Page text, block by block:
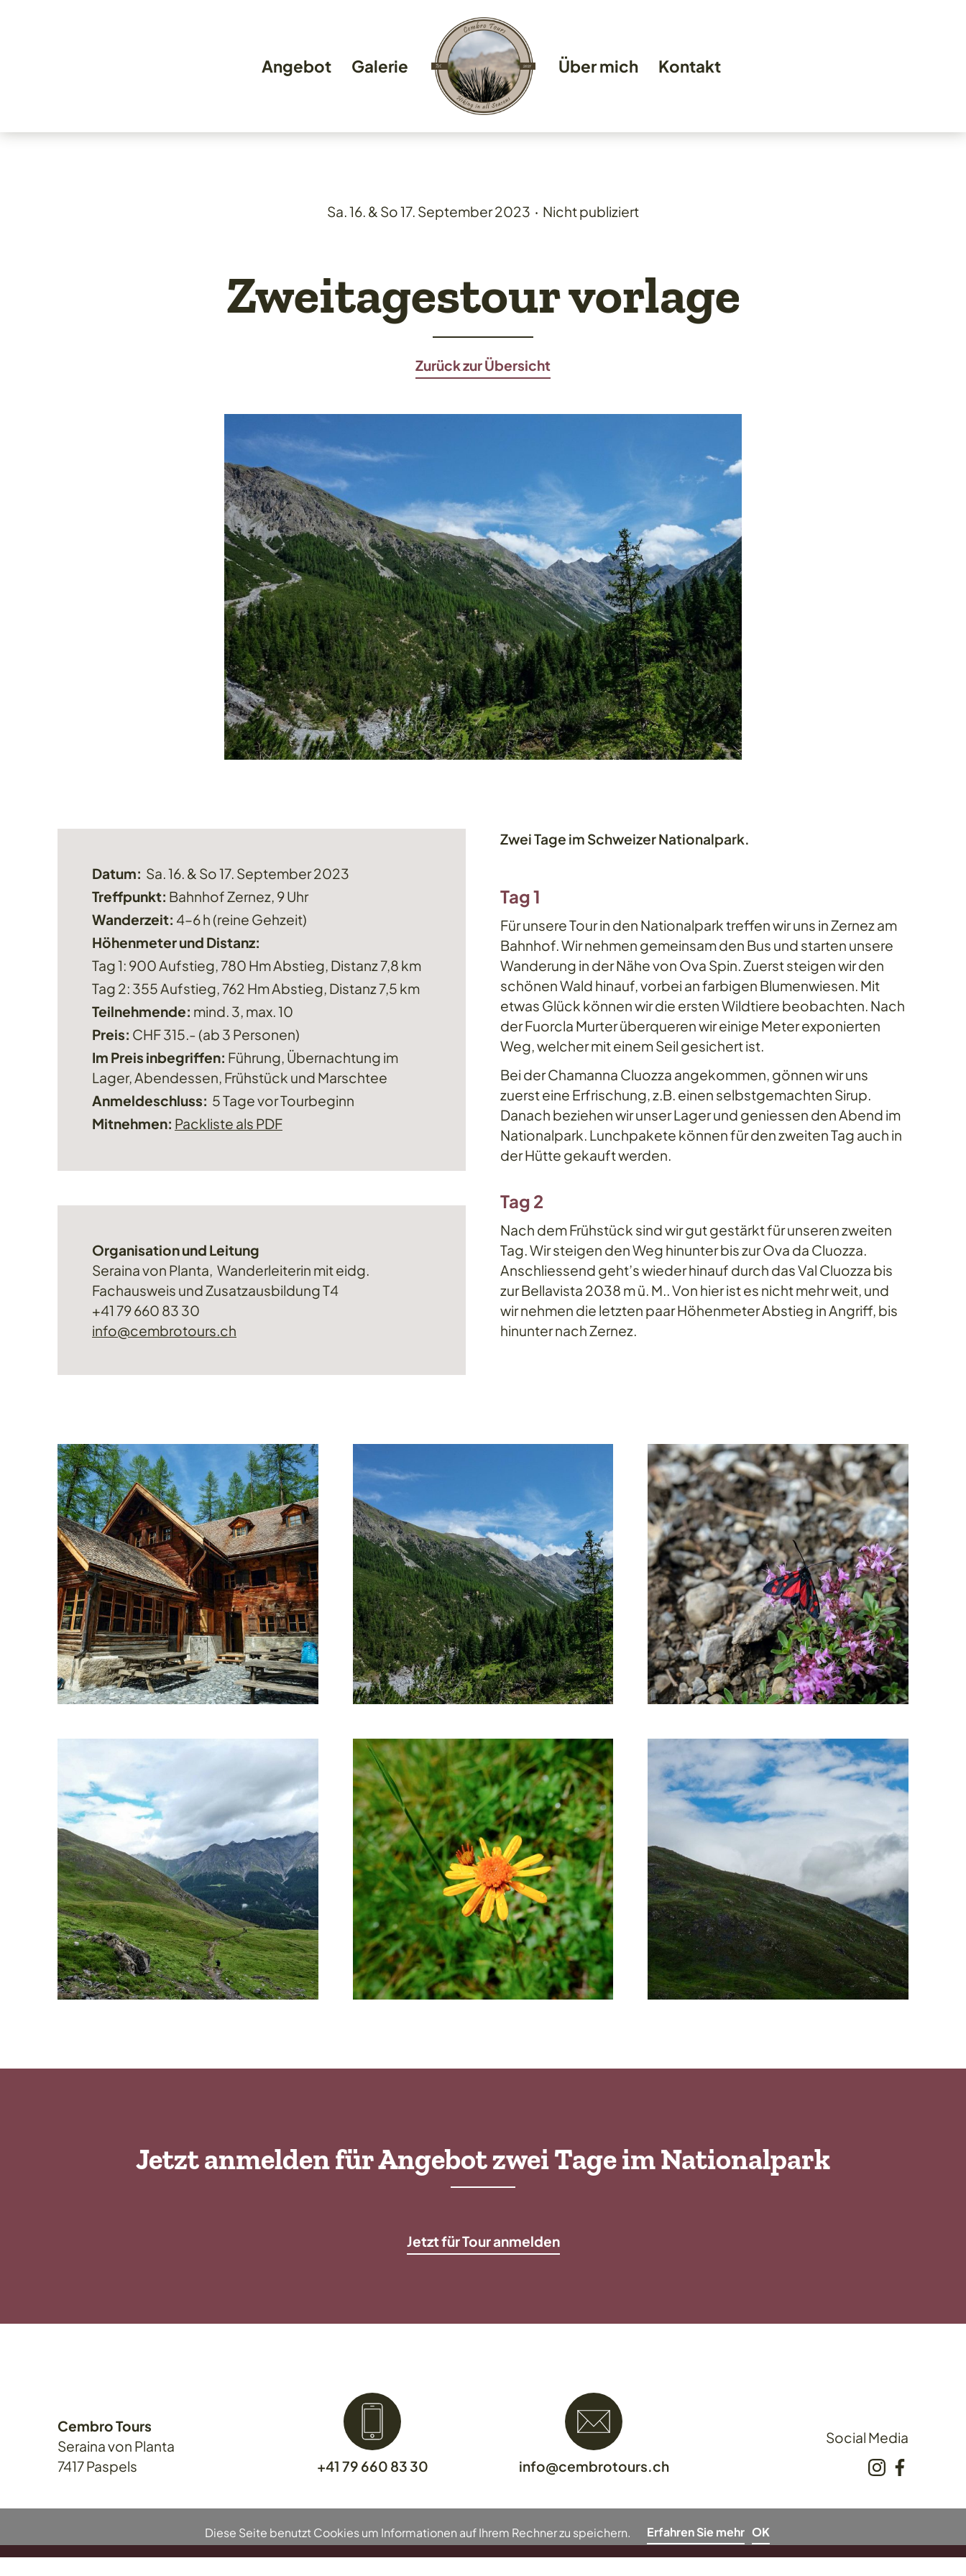
Angebot Galerie Über mich Kontakt
Sa. 16. & So 17. September 2023 ‧ Nicht publiziert
Zweitagestour vorlage
Zurück zur Übersicht
Datum: Sa. 16. & So 17. September 2023
Treffpunkt: Bahnhof Zernez, 9 Uhr
Wanderzeit: 4–6 h (reine Gehzeit)
Höhenmeter und Distanz:
Tag 1: 900 Aufstieg, 780 Hm Abstieg, Distanz 7,8 km
Tag 2: 355 Aufstieg, 762 Hm Abstieg, Distanz 7,5 km
Teilnehmende: mind. 3, max. 10
Preis: CHF 315.- (ab 3 Personen)
Im Preis inbegriffen: Führung, Übernachtung im
Lager, Abendessen, Frühstück und Marschtee
Anmeldeschluss: 5 Tage vor Tourbeginn
Mitnehmen: Packliste als PDF
Organisation und Leitung
Seraina von Planta, Wanderleiterin mit eidg.
Fachausweis und Zusatzausbildung T4
+41 79 660 83 30
info@cembrotours.ch
Zwei Tage im Schweizer Nationalpark.
Tag 1
Für unsere Tour in den Nationalpark treffen wir uns in Zernez am
Bahnhof. Wir nehmen gemeinsam den Bus und starten unsere
Wanderung in der Nähe von Ova Spin. Zuerst steigen wir den
schönen Wald hinauf, vorbei an farbigen Blumenwiesen. Mit
etwas Glück können wir die ersten Wildtiere beobachten. Nach
der Fuorcla Murter überqueren wir einige Meter exponierten
Weg, welcher mit einem Seil gesichert ist.
Bei der Chamanna Cluozza angekommen, gönnen wir uns
zuerst eine Erfrischung, z.B. einen selbstgemachten Sirup.
Danach beziehen wir unser Lager und geniessen den Abend im
Nationalpark. Lunchpakete können für den zweiten Tag auch in
der Hütte gekauft werden.
Tag 2
Nach dem Frühstück sind wir gut gestärkt für unseren zweiten
Tag. Wir steigen den Weg hinunter bis zur Ova da Cluozza.
Anschliessend geht’s wieder hinauf durch das Val Cluozza bis
zur Bellavista 2038 m ü. M.. Von hier ist es nicht mehr weit, und
wir nehmen die letzten paar Höhenmeter Abstieg in Angriff, bis
hinunter nach Zernez.
Jetzt anmelden für Angebot zwei Tage im Nationalpark
Jetzt für Tour anmelden
Cembro Tours
Serainavon Planta
7417Paspels +41 79 660 83 30 info@cembrotours.ch
Social Media
Diese Seite benutzt Cookies um Informationen auf Ihrem Rechner zu speichern. Erfahren Sie mehr OK